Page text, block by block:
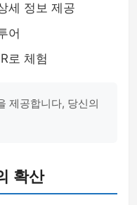
세 정보 제공
어
로 체험
제공합니다, 당신의
확산